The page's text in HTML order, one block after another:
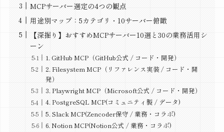
MCPサーバー選定の4つの観点
用途別マップ：5カテゴリ・10サーバー俯瞰
【深掘り】おすすめMCPサーバー10選と30の業務活用シ
ーン
1. GitHub MCP（GitHub公式 / コード・開発）
2. Filesystem MCP（リファレンス実装 / コード・開
発）
3. Playwright MCP（Microsoft公式 / コード・開発）
4. PostgreSQL MCP(コミュニティ製 / データ)
5. Slack MCP(Zencoder保守 / 業務・コラボ)
6. Notion MCP(Notion公式 / 業務・コラボ)